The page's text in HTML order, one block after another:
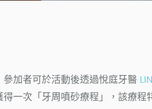
加者可於活動後透過悅庭牙醫
一次「牙周噴砂療程」，該療程